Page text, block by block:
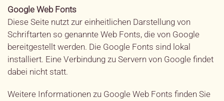
Google Web Fonts
Diese Seite nutzt zur einheitlichen Darstellung von
Schriftarten so genannte Web Fonts, die von Google
bereitgestellt werden. Die Google Fonts sind lokal
installiert. Eine Verbindung zu Servern von Google findet
dabei nicht statt.
Weitere Informationen zu Google Web Fonts finden Sie